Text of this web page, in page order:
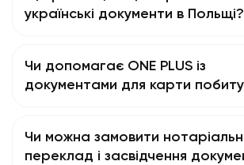
українські документи в Польщі?
Чи допомагає ONE PLUS із
документами для карти
Чи можна замовити
переклад і засвідчення